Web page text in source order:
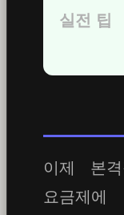
실전 팁
이제 본
요금